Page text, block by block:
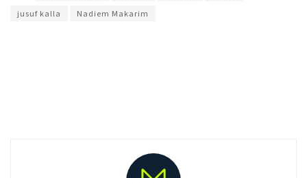
jusuf kalla
Nadiem Makarim